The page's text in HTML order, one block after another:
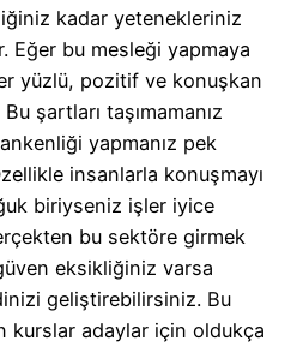
kadar yetenekleriniz
Eğer bu mesleği yapmaya
yüzlü, pozitif ve konuşkan
şartları taşımamanız
yapmanız pek
insanlarla konuşmayı
biriyseniz işler iyice
bu sektöre girmek
eksikliğiniz varsa
geliştirebilirsiniz. Bu
kurslar adaylar için oldukça